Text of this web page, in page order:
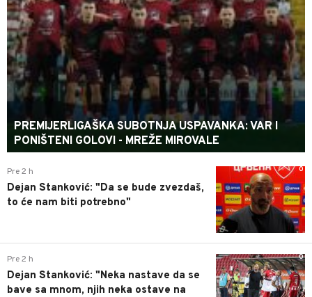
PREMIJERLIGAŠKA SUBOTNJA USPAVANKA: VAR I
PONIŠTENI GOLOVI - MREŽE MIROVALE
0
Pre 2 h
Dejan Stanković: "Da se bude zvezdaš,
to će nam biti potrebno"
0
Pre 2 h
Dejan Stanković: "Neka nastave da se
bave sa mnom, njih neka ostave na